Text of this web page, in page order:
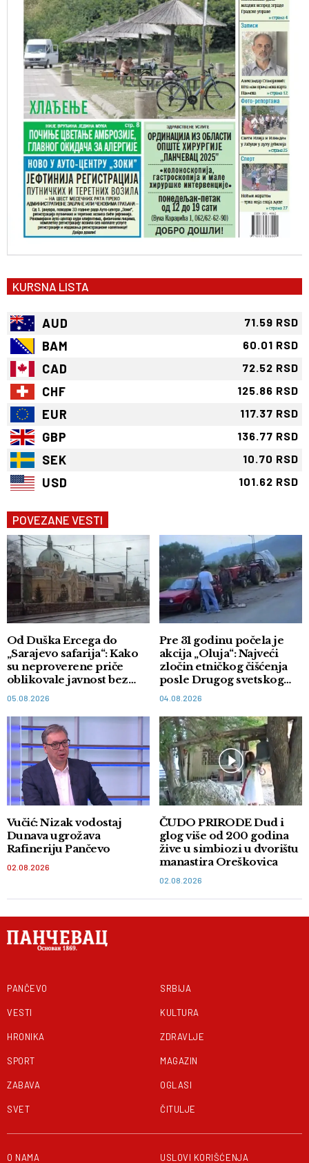
KURSNA LISTA
AUD 71.59 RSD
BAM 60.01 RSD
CAD 72.52 RSD
CHF 125.86 RSD
EUR 117.37 RSD
GBP 136.77 RSD
SEK 10.70 RSD
USD 101.62 RSD
POVEZANE VESTI
Od Duška Ercega do
„Sarajevo safarija“: Kako
su neproverene priče
oblikovale javnost bez
dokaza
05.08.2026
Pre 31 godinu počela je
akcija „Oluja“: Najveći
zločin etničkog čišćenja
posle Drugog svetskog
rata
04.08.2026
Vučić: Nizak vodostaj
Dunava ugrožava
Rafineriju Pančevo
02.08.2026
ČUDO PRIRODE Dud i
glog više od 200 godina
žive u simbiozi u dvorištu
manastira Oreškovica
02.08.2026
PANČEVO
VESTI
HRONIKA
SPORT
ZABAVA
SVET
SRBIJA
KULTURA
ZDRAVLJE
MAGAZIN
OGLASI
ČITULJE
O NAMA USLOVI KORIŠĆENJA